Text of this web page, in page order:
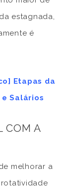
estagnada,
é
Etapas da
Salários
COM A
melhorar a